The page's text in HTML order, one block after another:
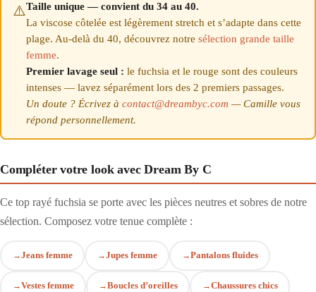
⚠️Taille unique — convient du 34 au 40.
La viscose côtelée est légèrement stretch et s’adapte dans cette
plage. Au-delà du 40, découvrez notre sélection grande taille
femme.
Premier lavage seul : le fuchsia et le rouge sont des couleurs
intenses — lavez séparément lors des 2 premiers passages.
Un doute ? Écrivez à contact@dreambyc.com — Camille vous
répond personnellement.
Compléter votre look avec Dream By C
Ce top rayé fuchsia se porte avec les pièces neutres et sobres de notre
sélection. Composez votre tenue complète :
Jeans femme Jupes femme Pantalons fluides
Vestes femme Boucles d’oreilles Chaussures chics